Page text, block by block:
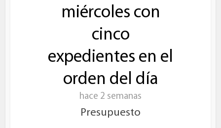
miércoles con
cinco
expedientes en el
orden del día
hace 2 semanas
Presupuesto